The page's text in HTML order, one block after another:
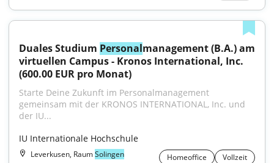
Duales Studium Personalmanagement (B.A.) am
virtuellen Campus - Kronos International, Inc.
(600.00 EUR pro Monat)
Starte Deine Zukunft im Personalmanagement
gemeinsam mit der KRONOS INTERNATIONAL, Inc. und
der IU...
IU Internationale Hochschule
Leverkusen, RaumSolingen Homeoffice
Vollzeit